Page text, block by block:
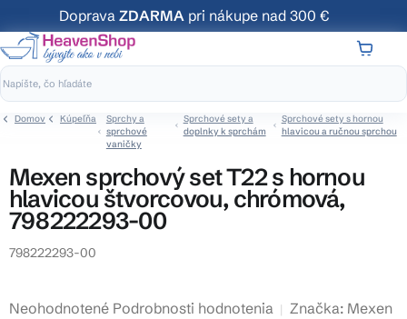
na
obsah
Doprava ZDARMA pri nákupe nad 300 €
Domov Kúpeľňa
Sprchy a
sprchové
vaničky
Sprchové sety a
doplnky k sprchám
Sprchové sety s hornou
hlavicou a ručnou sprchou
Mexen sprchový set T22 s hornou
hlavicou štvorcovou, chrómová,
798222293-00
798222293-00
Priemerné
Neohodnotené Podrobnosti hodnotenia Značka: Mexen